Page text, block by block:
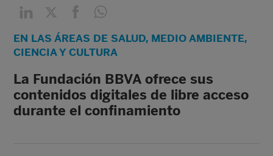
EN LAS ÁREAS DE SALUD, MEDIO AMBIENTE,
CIENCIA Y CULTURA
La Fundación BBVA ofrece sus
contenidos digitales de libre acceso
durante el confinamiento